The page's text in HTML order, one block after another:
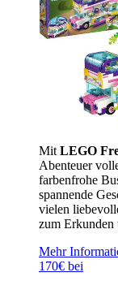
Mit LEGO
Abenteuer
farbenfrohe
spannende
vielen
zum Erkunden
Mehr
170€ bei